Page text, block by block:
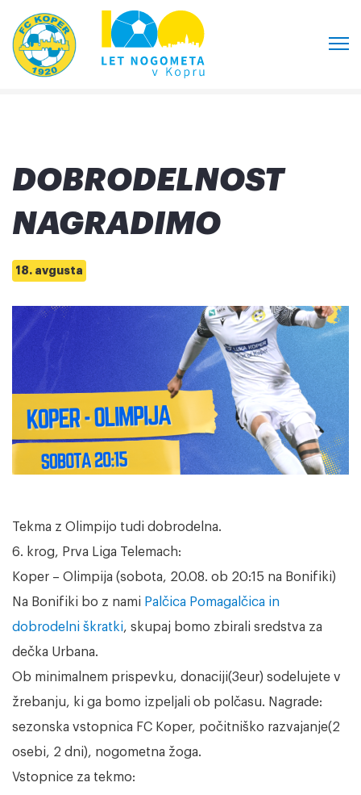
DOBRODELNOST
NAGRADIMO
18. avgusta
Tekma z Olimpijo tudi dobrodelna.
6. krog, Prva Liga Telemach:
Koper – Olimpija (sobota, 20.08. ob 20:15 na Bonifiki)
Na Bonifiki bo z nami Palčica Pomagalčica in
dobrodelni škratki, skupaj bomo zbirali sredstva za
dečka Urbana.
Ob minimalnem prispevku, donaciji(3eur) sodelujete v
žrebanju, ki ga bomo izpeljali ob polčasu. Nagrade:
sezonska vstopnica FC Koper, počitniško razvajanje(2
osebi, 2 dni), nogometna žoga.
Vstopnice za tekmo: